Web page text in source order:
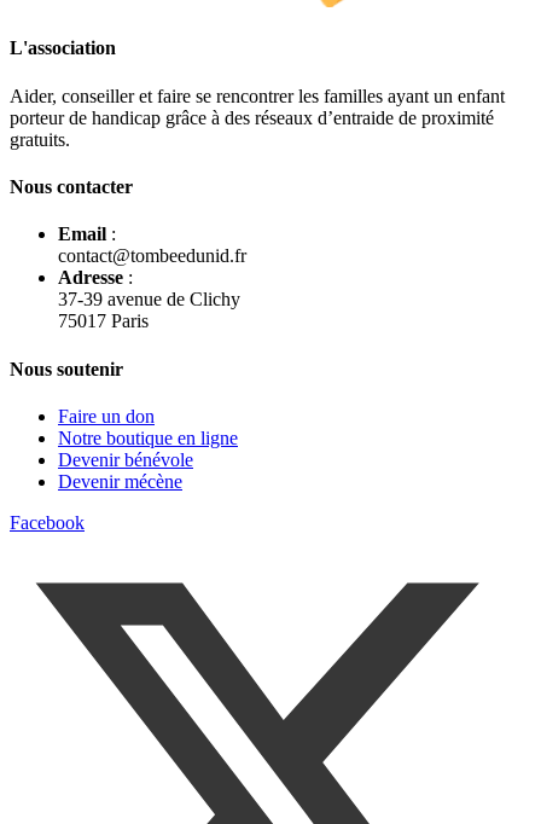
L'association
Aider, conseiller et faire se rencontrer les familles ayant un enfant
porteur de handicap grâce à des réseaux d’entraide de proximité
gratuits.
Nous contacter
Email :
contact@tombeedunid.fr
Adresse :
37-39 avenue de Clichy
75017 Paris
Nous soutenir
Faire un don
Notre boutique en ligne
Devenir bénévole
Devenir mécène
Facebook